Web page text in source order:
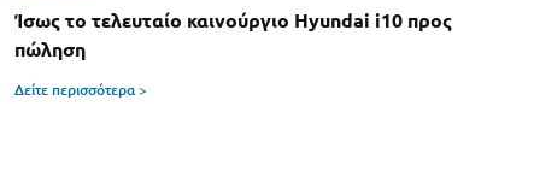
Ίσως το τελευταίο καινούργιο Hyundai i10 προς
πώληση
Δείτε περισσότερα >